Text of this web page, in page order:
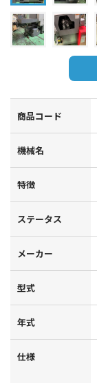
商品コード
機械名
特徴
ステータス
メーカー
型式
年式
仕様